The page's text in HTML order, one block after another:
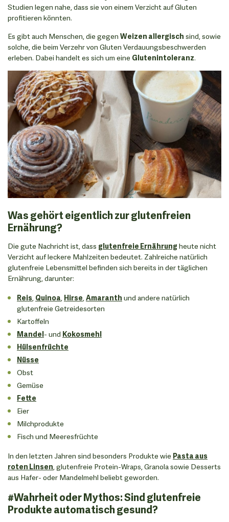
Studien legen nahe, dass sie von einem Verzicht auf Gluten
profitieren könnten.
Es gibt auch Menschen, die gegen Weizen allergisch sind, sowie
solche, die beim Verzehr von Gluten Verdauungsbeschwerden
erleben. Dabei handelt es sich um eine Glutenintoleranz.
Was gehört eigentlich zur glutenfreien
Ernährung?
Die gute Nachricht ist, dass glutenfreie Ernährung heute nicht
Verzicht auf leckere Mahlzeiten bedeutet. Zahlreiche natürlich
glutenfreie Lebensmittel befinden sich bereits in der täglichen
Ernährung, darunter:
Reis, Quinoa, Hirse,Amaranth und andere natürlich
glutenfreie Getreidesorten
Kartoffeln
Mandel- und Kokosmehl
Hülsenfrüchte
Nüsse
Obst
Gemüse
Fette
Eier
Milchprodukte
Fisch und Meeresfrüchte
In den letzten Jahren sind besonders Produkte wie Pasta aus
roten Linsen, glutenfreie Protein-Wraps, Granola sowie Desserts
aus Hafer- oder Mandelmehl beliebt geworden.
#Wahrheit oder Mythos: Sind glutenfreie
Produkte automatisch gesund?